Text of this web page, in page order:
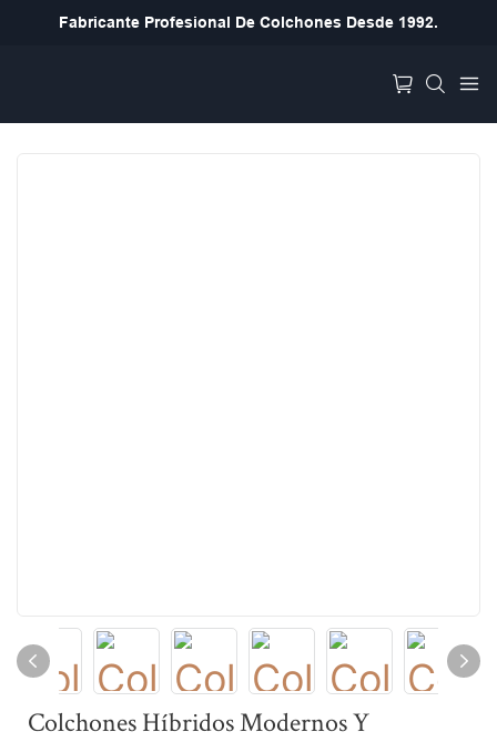
Fabricante Profesional De Colchones Desde 1992.
Colchones Híbridos Modernos Y